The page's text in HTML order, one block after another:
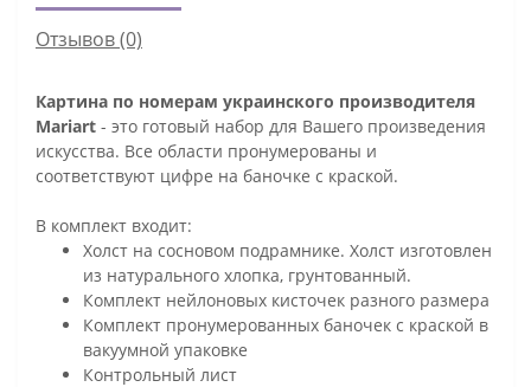
Отзывов (0)
Картина по номерам украинского производителя
Mariart - это готовый набор для Вашего произведения
искусства. Все области пронумерованы и
соответствуют цифре на баночке с краской.
В комплект входит:
Холст на сосновом подрамнике. Холст изготовлен
из натурального хлопка, грунтованный.
Комплект нейлоновых кисточек разного размера
Комплект пронумерованных баночек с краской в
вакуумной упаковке
Контрольный лист